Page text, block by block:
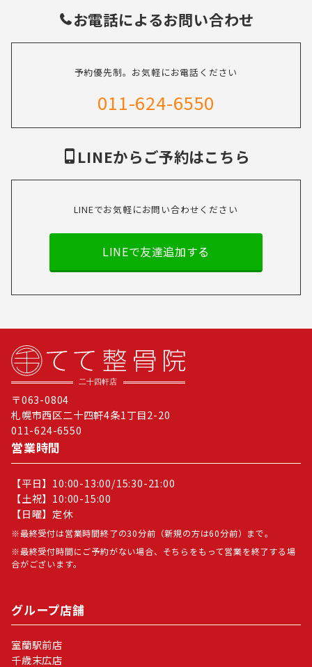
お電話によるお問い合わせ
予約優先制。お気軽にお電話ください
011-624-6550
LINEからご予約はこちら
LINEでお気軽にお問い合わせください
LINEで友達追加する
〒063-0804
札幌市西区二十四軒4条1丁目2-20
011-624-6550
営業時間
【平日】10:00-13:00/15:30-21:00
【土祝】10:00-15:00
【日曜】定休
最終受付は営業時間終了の30分前（新規の方は60分前）まで。
最終受付時間にご予約がない場合、そちらをもって営業を終了する場
合がございます。
グループ店舗
室蘭駅前店
千歳末広店